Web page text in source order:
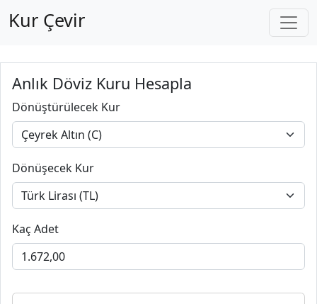
Kur Çevir
Anlık Döviz Kuru Hesapla
Dönüştürülecek Kur
Dönüşecek Kur
Kaç Adet